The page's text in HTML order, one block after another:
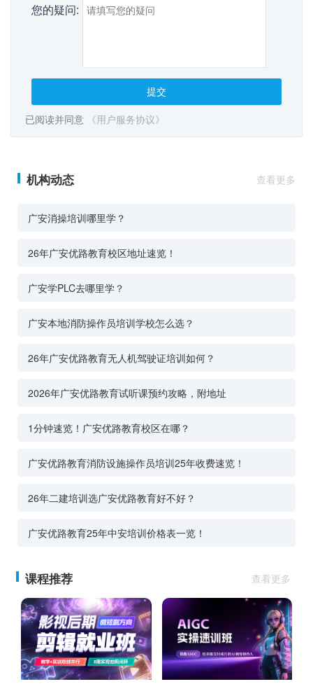
您的疑问:
提交
已阅读并同意 《用户服务协议》
机构动态 查看更多
广安消操培训哪里学？
26年广安优路教育校区地址速览！
广安学PLC去哪里学？
广安本地消防操作员培训学校怎么选？
26年广安优路教育无人机驾驶证培训如何？
2026年广安优路教育试听课预约攻略，附地址
1分钟速览！广安优路教育校区在哪？
广安优路教育消防设施操作员培训25年收费速览！
26年二建培训选广安优路教育好不好？
广安优路教育25年中安培训价格表一览！
课程推荐 查看更多